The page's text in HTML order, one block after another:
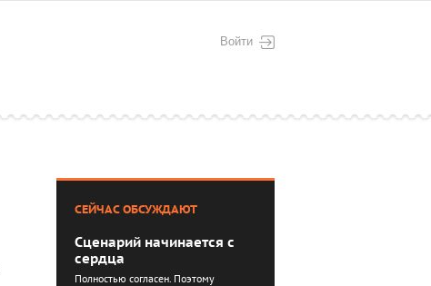
Войти
СЕЙЧАС ОБСУЖДАЮТ
Сценарий начинается с
сердца
Полностью согласен. Поэтому